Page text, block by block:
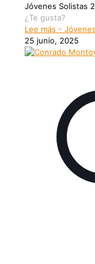
Jóvenes Solistas
¿Te gusta?
Lee más -
25 junio, 2025